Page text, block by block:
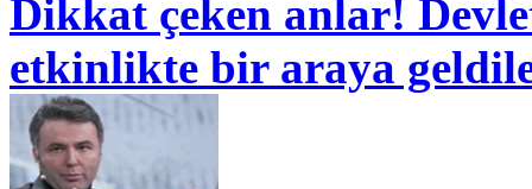
Dikkat çeken anlar!
etkinlikte bir araya